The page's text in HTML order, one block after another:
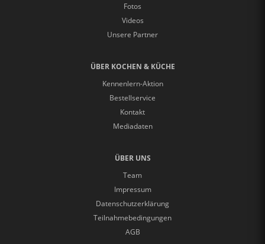
Fotos
Videos
Unsere Partner
ÜBER KOCHEN & KÜCHE
Kennenlern-Aktion
Bestellservice
Kontakt
Mediadaten
ÜBER UNS
Team
Impressum
Datenschutzerklärung
Teilnahmebedingungen
AGB